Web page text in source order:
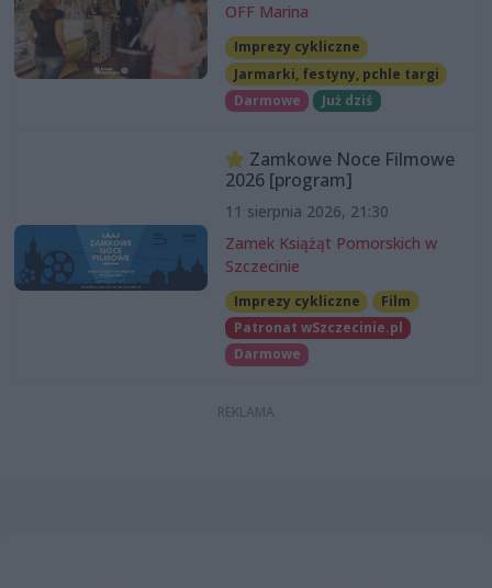
OFF Marina
Imprezy cykliczne
Jarmarki, festyny, pchle targi
Darmowe
Już dziś
Zamkowe Noce Filmowe
2026 [program]
11 sierpnia 2026, 21:30
Zamek Książąt Pomorskich w
Szczecinie
Imprezy cykliczne
Film
Patronat wSzczecinie.pl
Darmowe